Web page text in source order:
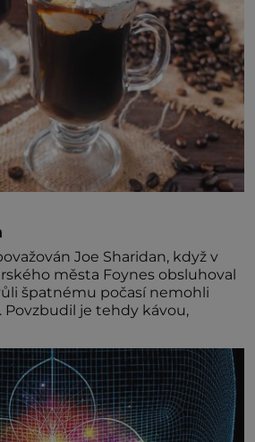
Joe Sharidan, když v
města Foynes obsluhoval
špatnému počasí nemohli
pokračovat v cestě. Povzbudil je tehdy kávou,